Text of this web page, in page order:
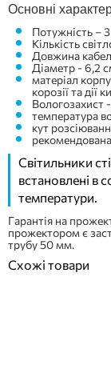
Основні
Потужність –
Кількість
Довжина
Діаметр - 6,2
матеріал
корозії та дії
Вологозахист
температура
кут
Світильники
встановлені в
температури.
Гарантія на
прожектором є
трубу 50 мм.
Схожі товари